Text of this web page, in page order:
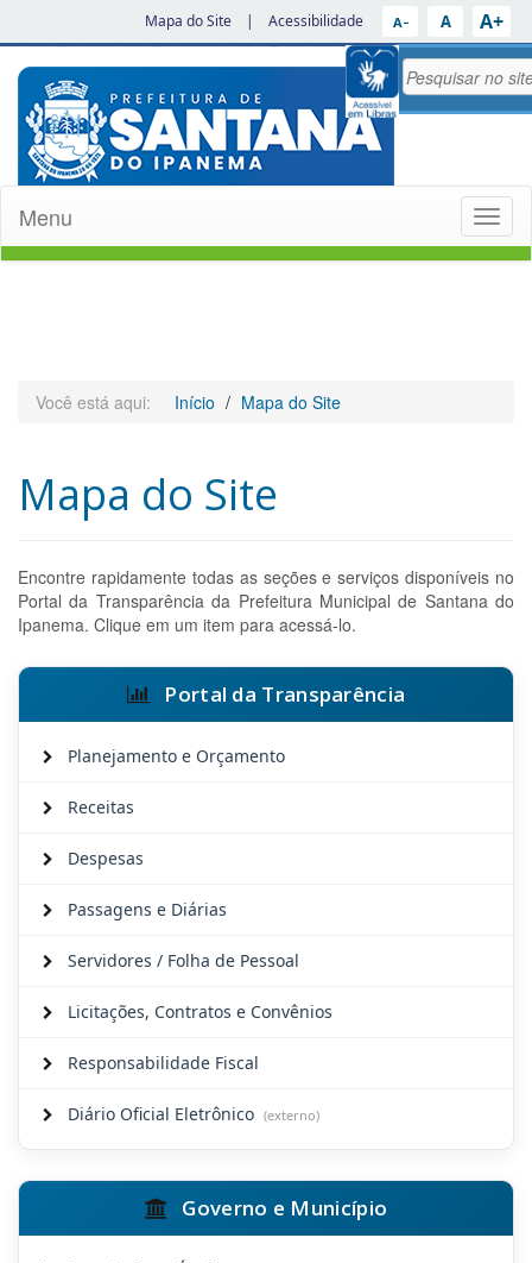
Mapa do Site | Acessibilidade A− A A+
Menu
Você está aqui: Início Mapa do Site
Mapa do Site
Encontre rapidamente todas as seções e serviços disponíveis no
Portal da Transparência da Prefeitura Municipal de Santana do
Ipanema. Clique em um item para acessá-lo.
Portal da Transparência
Planejamento e Orçamento
Receitas
Despesas
Passagens e Diárias
Servidores / Folha de Pessoal
Licitações, Contratos e Convênios
Responsabilidade Fiscal
Diário Oficial Eletrônico (externo)
Governo e Município